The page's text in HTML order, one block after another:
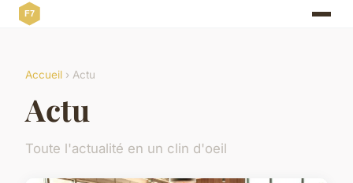
Accueil › Actu
Actu
Toute l'actualité en un clin d'oeil